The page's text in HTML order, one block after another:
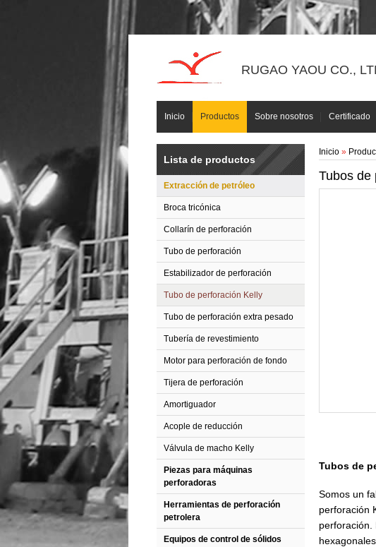
RUGAO YAOU CO.,
Inicio Productos Sobre nosotros Certificado
Lista de productos
Extracción de petróleo
Broca tricónica
Collarín de perforación
Tubo de perforación
Estabilizador de perforación
Tubo de perforación Kelly
Tubo de perforación extra pesado
Tubería de revestimiento
Motor para perforación de fondo
Tijera de perforación
Amortiguador
Acople de reducción
Válvula de macho Kelly
Piezas para máquinas
perforadoras
Herramientas de perforación
petrolera
Equipos de control de sólidos
Inicio »
Tubos de
Tubos de
Somos un
perforación
perforación.